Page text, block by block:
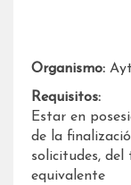
Organismo:
Requisitos:
Estar en
de la
solicitudes,
equivalente